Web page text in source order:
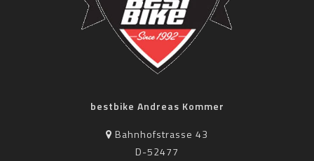
bestbike Andreas Kommer
Bahnhofstrasse 43
D-52477